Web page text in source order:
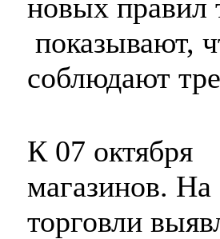
новых правил
показывают,
соблюдают
К 07 октября
магазинов.
торговли